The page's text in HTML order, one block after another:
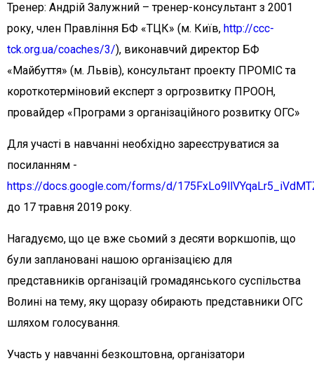
Тренер: Андрій Залужний – тренер-консультант з 2001
року, член Правління БФ «ТЦК» (м. Київ, http://ccc-
tck.org.ua/coaches/3/), виконавчий директор БФ
«Майбуття» (м. Львів), консультант проекту ПРОМІС та
короткотерміновий експерт з оргрозвитку ПРООН,
провайдер «Програми з організаційного розвитку ОГС»
Для участі в навчанні необхідно зареєструватися за
посиланням -
https://docs.google.com/forms/d/
до 17 травня 2019 року.
Нагадуємо, що це вже сьомий з десяти воркшопів, що
були заплановані нашою організацією для
представників організацій громадянського суспільства
Волині на тему, яку щоразу обирають представники ОГС
шляхом голосування.
Участь у навчанні безкоштовна, організатори